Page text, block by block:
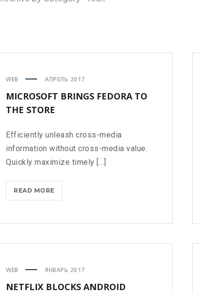
WEB АПРЕЛЬ 2017
MICROSOFT BRINGS FEDORA TO
THE STORE
Efficiently unleash cross-media
information without cross-media value.
Quickly maximize timely [...]
READ MOREMICROSOFT
BRINGS
TO
WEB ЯНВАРЬ 2017
NETFLIX BLOCKS ANDROID